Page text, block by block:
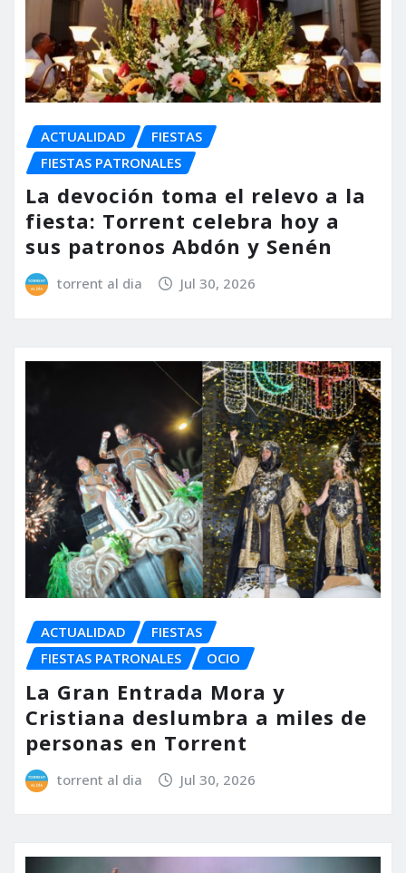
ACTUALIDAD
FIESTAS
FIESTAS PATRONALES
La devoción toma el relevo a la
fiesta: Torrent celebra hoy a
sus patronos Abdón y Senén
torrent al dia Jul 30, 2026
ACTUALIDAD
FIESTAS
FIESTAS PATRONALES
OCIO
La Gran Entrada Mora y
Cristiana deslumbra a miles de
personas en Torrent
torrent al dia Jul 30, 2026